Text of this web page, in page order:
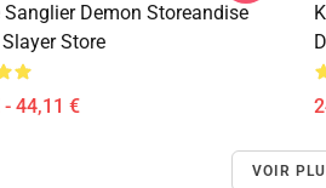
Sanglier Demon Storeandise
Store
44,11 €
VOIR